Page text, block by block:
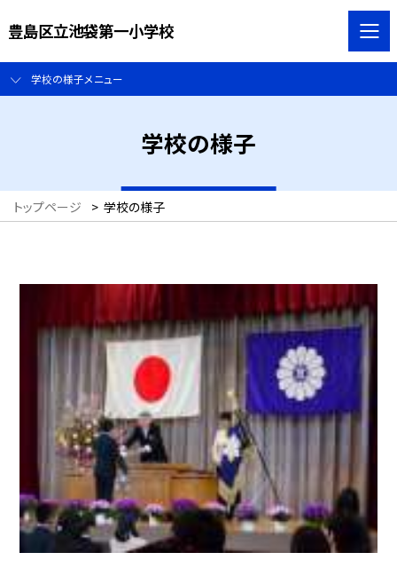
豊島区立池袋第一小学校
学校の様子メニュー
学校の様子
トップページ > 学校の様子